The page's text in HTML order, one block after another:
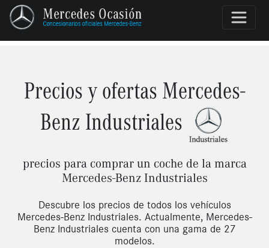
Precios y ofertas Mercedes-
Benz Industriales
precios para comprar un coche de la marca
Mercedes-Benz Industriales
Descubre los precios de todos los vehículos
Mercedes-Benz Industriales. Actualmente, Mercedes-
Benz Industriales cuenta con una gama de 27
modelos.